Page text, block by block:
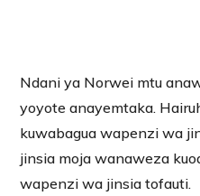
Ndani ya Norwei mtu
yoyote anayemtaka.
kuwabagua wapenzi wa
jinsia moja wanaweza
wapenzi wa jinsia tofauti.